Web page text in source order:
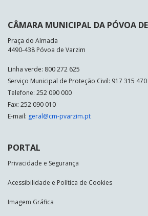
CÂMARA MUNICIPAL DA PÓVOA
Praça do Almada
4490-438 Póvoa de Varzim
Linha verde: 800 272 625
Serviço Municipal de Proteção Civil: 917 315 470
Telefone: 252 090 000
Fax: 252 090 010
E-mail: geral@cm-pvarzim.pt
PORTAL
Privacidade e Segurança
Acessibilidade e Política de Cookies
Imagem Gráfica